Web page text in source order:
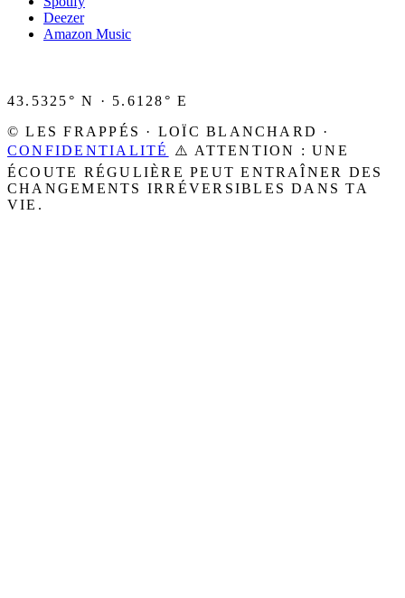
Deezer
Amazon Music
43.5325° N · 5.6128° E
© LES FRAPPÉS · LOÏC BLANCHARD ·
CONFIDENTIALITÉ
⚠️ ATTENTION : UNE
ÉCOUTE RÉGULIÈRE PEUT ENTRAÎNER DES
CHANGEMENTS IRRÉVERSIBLES DANS TA
VIE.